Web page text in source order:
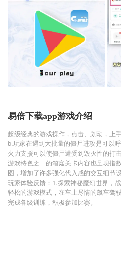
易倍下载app游戏介绍
超级经典的游戏操作，点击、划动，上手
b.玩家在遇到大批量的僵尸进攻是可以
火力支援可以使僵尸遭受到毁灭性的打击
游戏特色之一的箱庭关卡内容也呈现指
图，增加了许多强化代入感的交互细节设
玩家体验反馈：1.探索神秘魔幻世界，战
轻松的游戏模式，在车上尽情的飙车驾
完成各级训练，积极参加比赛。